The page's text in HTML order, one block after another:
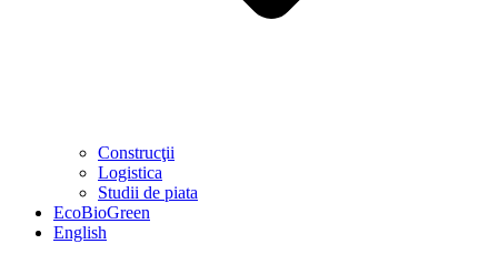
Construcţii
Logistica
Studii de piata
EcoBioGreen
English